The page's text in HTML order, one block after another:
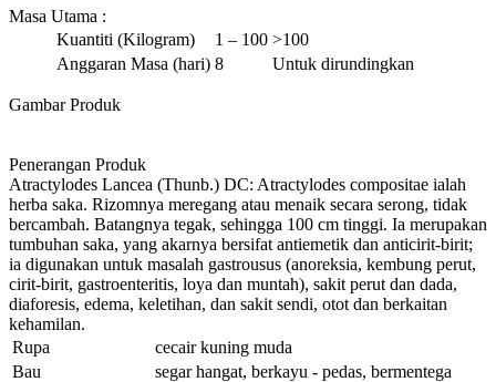
Masa Utama :
Kuantiti (Kilogram)
1 – 100 >100
Anggaran Masa (hari) 8 Untuk dirundingkan
Gambar Produk
Penerangan Produk
Atractylodes Lancea (Thunb.) DC: Atractylodes compositae ialah
herba saka. Rizomnya meregang atau menaik secara serong, tidak
bercambah. Batangnya tegak, sehingga 100 cm tinggi. Ia merupakan
tumbuhan saka, yang akarnya bersifat antiemetik dan anticirit-birit;
ia digunakan untuk masalah gastrousus (anoreksia, kembung perut,
cirit-birit, gastroenteritis, loya dan muntah), sakit perut dan dada,
diaforesis, edema, keletihan, dan sakit sendi, otot dan berkaitan
kehamilan.
Rupa
cecair kuning muda
Bau
segar hangat, berkayu - pedas, bermentega